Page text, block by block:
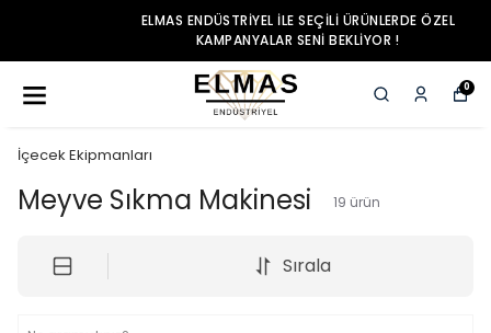
ELMAS ENDÜSTRIYEL ILE SEÇILI ÜRÜNLERDE ÖZEL
KAMPANYALAR SENI BEKLIYOR !
0
İçecek Ekipmanları
Meyve Sıkma Makinesi 19 ürün
Sırala